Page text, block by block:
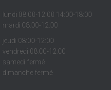
lundi 08:00-12:00 14:00-18:00
mardi 08:00-12:00
jeudi 08:00-12:00
vendredi 08:00-12:00
samedi fermé
dimanche fermé